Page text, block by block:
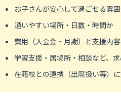
お子さんが安心して過ごせる雰
通いやすい場所・日数・時間か
費用（入会金・月謝）と支援内
学習支援・居場所・相談など、
在籍校との連携（出席扱い等）